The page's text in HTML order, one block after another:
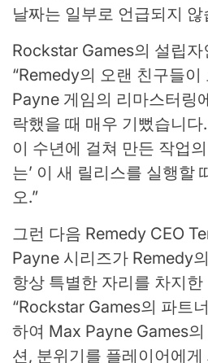
날짜는 일부로 언급되지 않
Rockstar Games의 설립
“Remedy의 오랜 친구들
Payne 게임의 리마스터링
락했을 때 매우 기뻤습니
이 수년에 걸쳐 만든 작업
는’ 이 새 릴리스를 실행할
오.”
그런 다음 Remedy CEO
Payne 시리즈가 Remedy
항상 특별한 자리를 차지
“Rockstar Games의 파트
하여 Max Payne Games
션, 분위기를 플레이어에